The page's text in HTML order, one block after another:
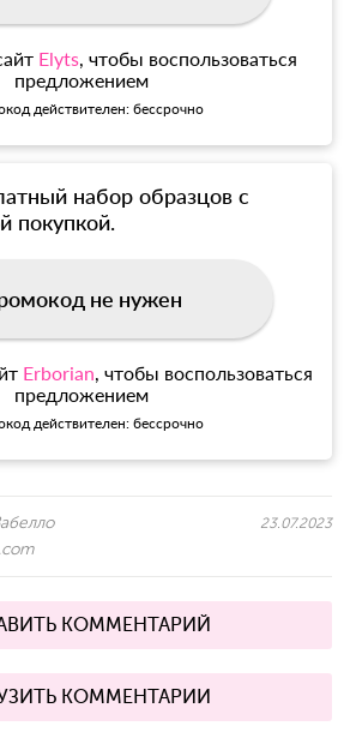
Elyts, чтобы воспользоваться
предложением
действителен: бессрочно
набор образцов с
покупкой.
не нужен
Erborian, чтобы воспользоваться
предложением
действителен: бессрочно
23.07.2023
КОММЕНТАРИЙ
КОММЕНТАРИИ